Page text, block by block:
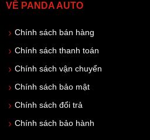
VỀ PANDA AUTO
Chính sách bán hàng
Chính sách thanh toán
Chính sách vận chuyển
Chính sách bảo mật
Chính sách đổi trả
Chính sách bảo hành